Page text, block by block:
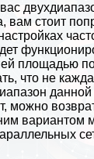
вам стоит
площадью
что не
можно
вариантом